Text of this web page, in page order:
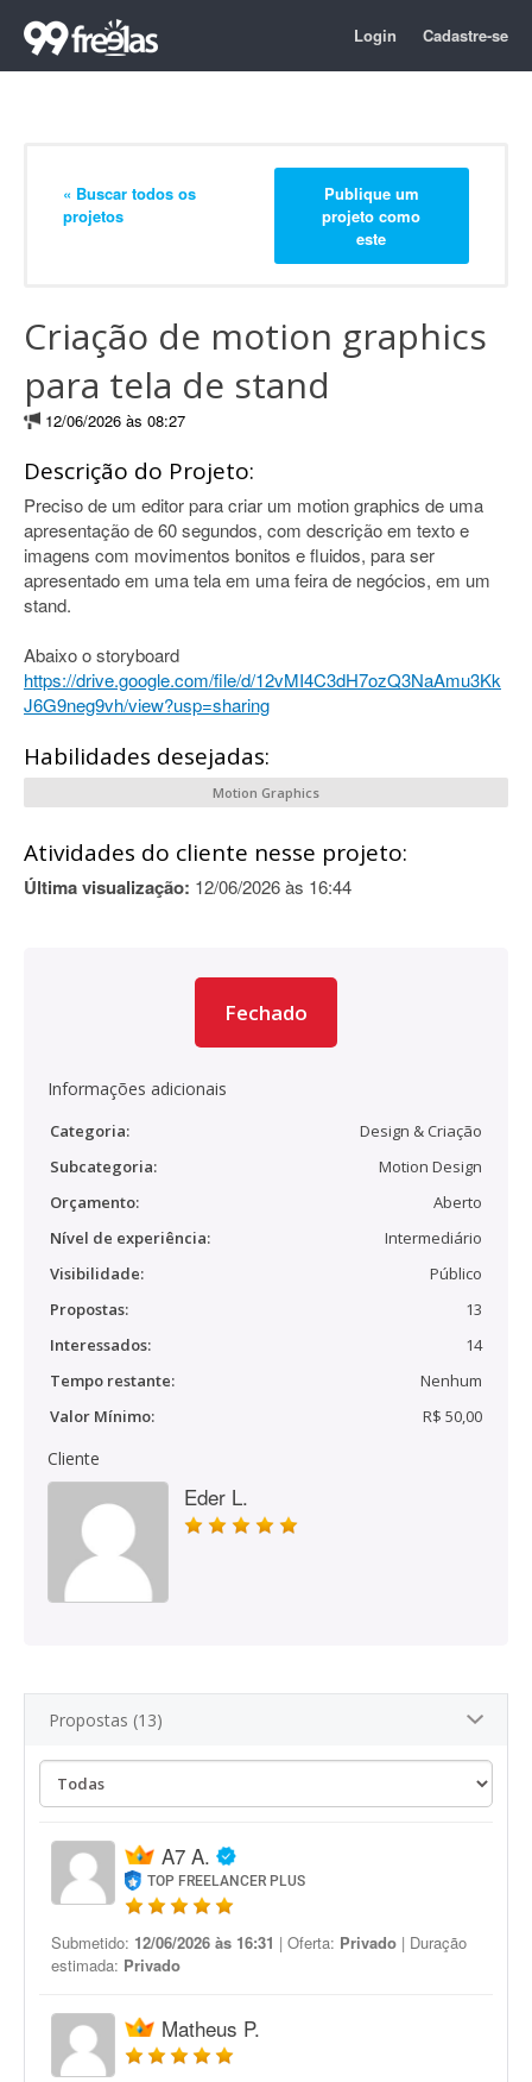
Login Cadastre-se
« Buscar todos os
projetos
Publique um
projeto como
este
Criação de motion graphics
para tela de stand
12/06/2026 às 08:27
Descrição do Projeto:
Preciso de um editor para criar um motion graphics de uma
apresentação de 60 segundos, com descrição em texto e
imagens com movimentos bonitos e fluidos, para ser
apresentado em uma tela em uma feira de negócios, em um
stand.
Abaixo o storyboard
https://drive.google.com/file/d/12vMI4C3dH7ozQ3NaAmu3Kk
J6G9neg9vh/view?usp=sharing
Habilidades desejadas:
Motion Graphics
Atividades do cliente nesse projeto:
Última visualização: 12/06/2026 às 16:44
Fechado
Informações adicionais
Categoria:
Design & Criação
Subcategoria:
Motion Design
Orçamento:
Aberto
Nível de experiência:
Intermediário
Visibilidade:
Público
Propostas:
13
Interessados:
14
Tempo restante:
Nenhum
Valor Mínimo:
R$ 50,00
Cliente
Eder L.
Propostas (13)
A7 A.
TOP FREELANCER PLUS
Submetido: 12/06/2026 às 16:31 | Oferta: Privado | Duração
estimada: Privado
Matheus P.